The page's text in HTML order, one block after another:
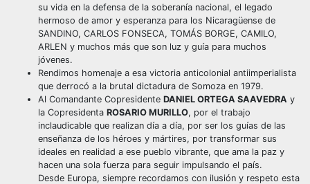
su vida en la defensa de la soberanía nacional, el legado
hermoso de amor y esperanza para los Nicaragüense de
SANDINO, CARLOS FONSECA, TOMÁS BORGE, CAMILO,
ARLEN y muchos más que son luz y guía para muchos
jóvenes.
Rendimos homenaje a esa victoria anticolonial antiimperialista
que derrocó a la brutal dictadura de Somoza en 1979.
Al Comandante Copresidente DANIEL ORTEGA SAAVEDRA y
la Copresidenta ROSARIO MURILLO, por el trabajo
inclaudicable que realizan día a día, por ser los guías de las
enseñanza de los héroes y mártires, por transformar sus
ideales en realidad a ese pueblo vibrante, que ama la paz y
hacen una sola fuerza para seguir impulsando el país.
Desde Europa, siempre recordamos con ilusión y respeto esta